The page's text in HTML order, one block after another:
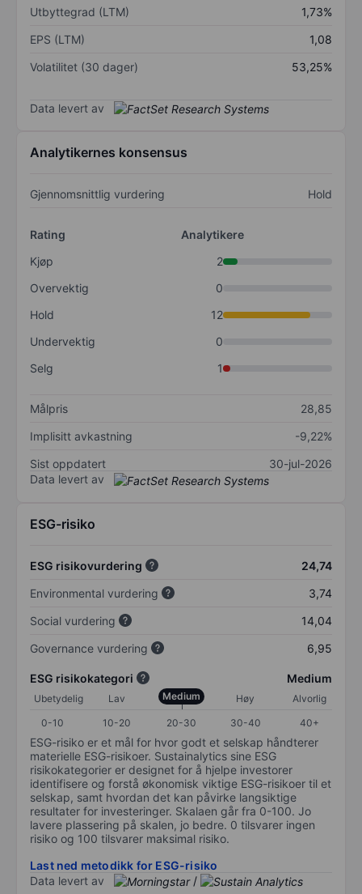
Utbyttegrad (LTM)
1,73%
EPS (LTM)
1,08
Volatilitet (30 dager)
53,25%
Data levert av
Analytikernes konsensus
Gjennomsnittlig vurdering Hold
Rating
Analytikere
Kjøp
2
Overvektig
0
Hold
12
Undervektig
0
Selg
1
Målpris
28,85
Implisitt avkastning
-9,22%
Sist oppdatert
30-jul-2026
Data levert av
ESG-risiko
ESG risikovurdering
24,74
Environmental vurdering
3,74
Social vurdering
14,04
Governance vurdering
6,95
ESG risikokategori Medium
Ubetydelig Lav Medium Høy
Alvorlig
0-10
10-20 20-30 30-40 40+
ESG-risiko er et mål for hvor godt et selskap håndterer
materielle ESG-risikoer. Sustainalytics sine ESG
risikokategorier er designet for å hjelpe investorer
identifisere og forstå økonomisk viktige ESG-risikoer til et
selskap, samt hvordan det kan påvirke langsiktige
resultater for investeringer. Skalaen går fra 0-100. Jo
lavere plassering på skalen, jo bedre. 0 tilsvarer ingen
risiko og 100 tilsvarer maksimal risiko.
Last ned metodikk for ESG-risiko
Data levert av
/